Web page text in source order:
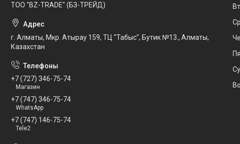
ТОО "BZ-TRADE" (БЗ-ТРЕЙД)
г. Алматы, Мкр. Атырау 159, ТЦ "Табыс", Бутик №13., Алматы,
Казахстан
+7 (727) 346-75-74
Магазин
+7 (747) 346-75-74
WhatsApp
+7 (747) 146-75-74
Tele2